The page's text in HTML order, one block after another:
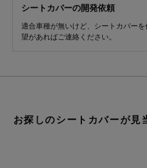
シートカバーの開発依頼
適合車種が無いけど、シートカバー
望があればご連絡ください。
お探しのシートカバーが見